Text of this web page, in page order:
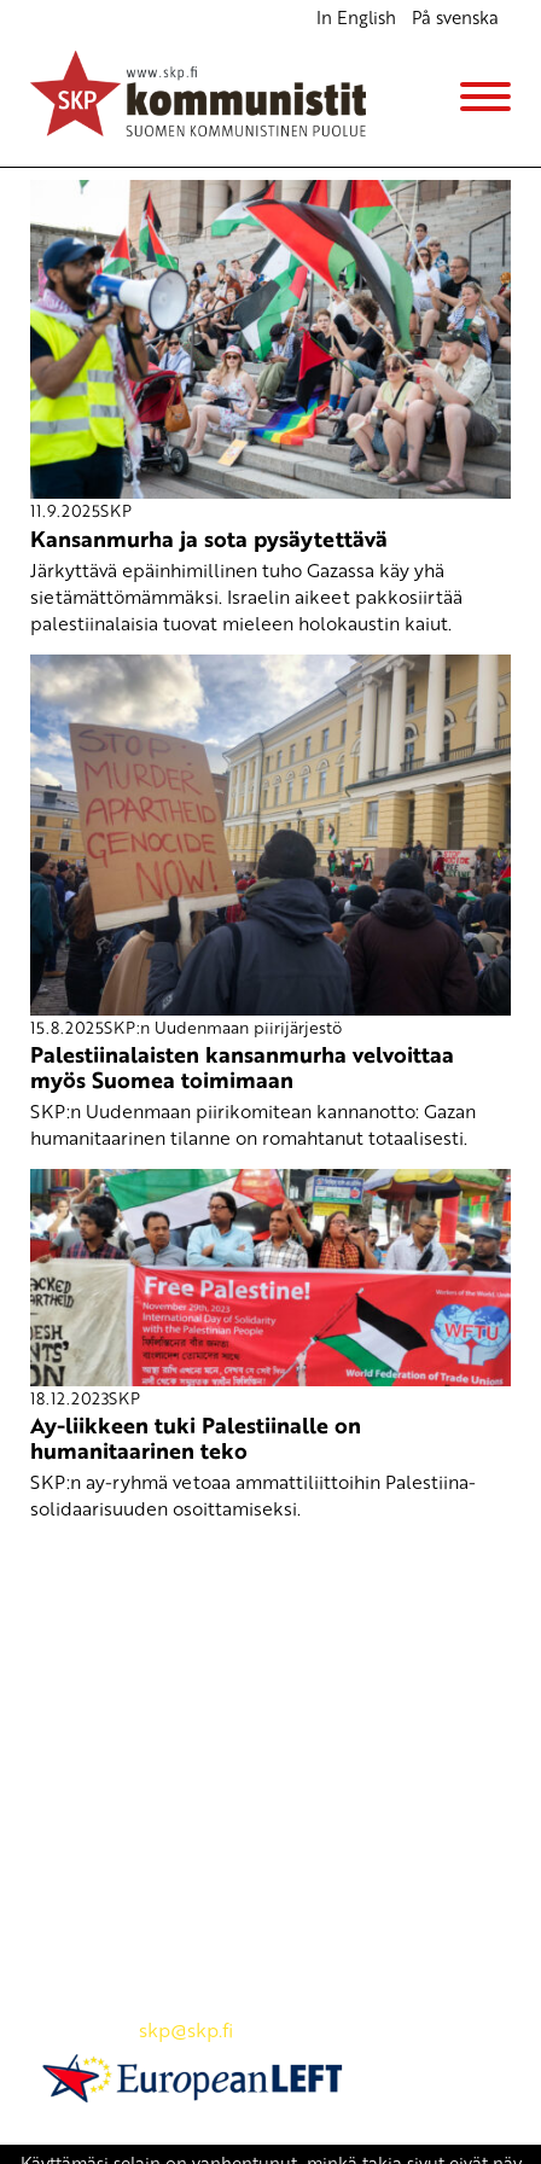
In English På svenska
kansanmurha
11.9.2025SKP
Kansanmurha ja sota pysäytettävä
Järkyttävä epäinhimillinen tuho Gazassa käy yhä
sietämättömämmäksi. Israelin aikeet pakkosiirtää
palestiinalaisia tuovat mieleen holokaustin kaiut.
15.8.2025SKP:n Uudenmaan piirijärjestö
Palestiinalaisten kansanmurha velvoittaa
myös Suomea toimimaan
SKP:n Uudenmaan piirikomitean kannanotto: Gazan
humanitaarinen tilanne on romahtanut totaalisesti.
18.12.2023SKP
Ay-liikkeen tuki Palestiinalle on
humanitaarinen teko
SKP:n ay-ryhmä vetoaa ammattiliittoihin Palestiina-
solidaarisuuden osoittamiseksi.
skp@skp.fi
european-left.org